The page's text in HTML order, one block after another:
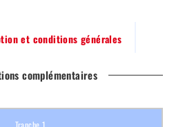
et conditions générales
complémentaires